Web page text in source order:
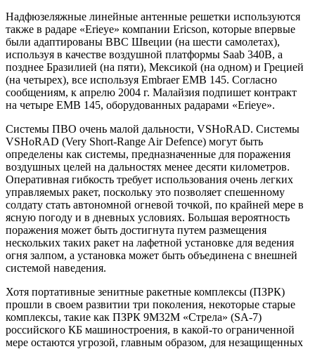
Надфюзеляжные линейные антенные решетки используются
также в радаре «Erieye» компании Ericson, которые впервые
были адаптированы ВВС Швеции (на шести самолетах),
используя в качестве воздушной платформы Saab 340B, а
позднее Бразилией (на пяти), Мексикой (на одном) и Грецией
(на четырех), все используя Embraer EMB 145. Согласно
сообщениям, к апрелю 2004 г. Малайзия подпишет контракт
на четыре ЕМВ 145, оборудованных радарами «Erieye».
Системы ПВО очень малой дальности, VSHoRAD. Системы
VSHoRAD (Very Short-Range Air Defence) могут быть
определены как системы, предназначенные для поражения
воздушных целей на дальностях менее десяти километров.
Оперативная гибкость требует использования очень легких
управляемых ракет, поскольку это позволяет спешенному
солдату стать автономной огневой точкой, по крайней мере в
ясную погоду и в дневных условиях. Большая вероятность
поражения может быть достигнута путем размещения
нескольких таких ракет на лафетной установке для ведения
огня залпом, а установка может быть объединена с внешней
системой наведения.
Хотя портативные зенитные ракетные комплексы (ПЗРК)
прошли в своем развитии три поколения, некоторые старые
комплексы, такие как ПЗРК 9М32М «Стрела» (SA-7)
российского КБ машиностроения, в какой-то ограниченной
мере остаются угрозой, главным образом, для незащищенных